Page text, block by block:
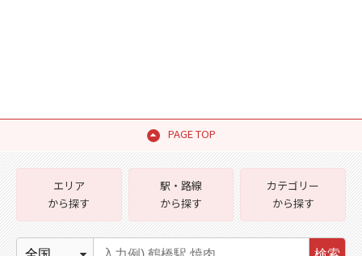
PAGE TOP
エリア
から探す
駅・路線
から探す
カテゴリー
から探す